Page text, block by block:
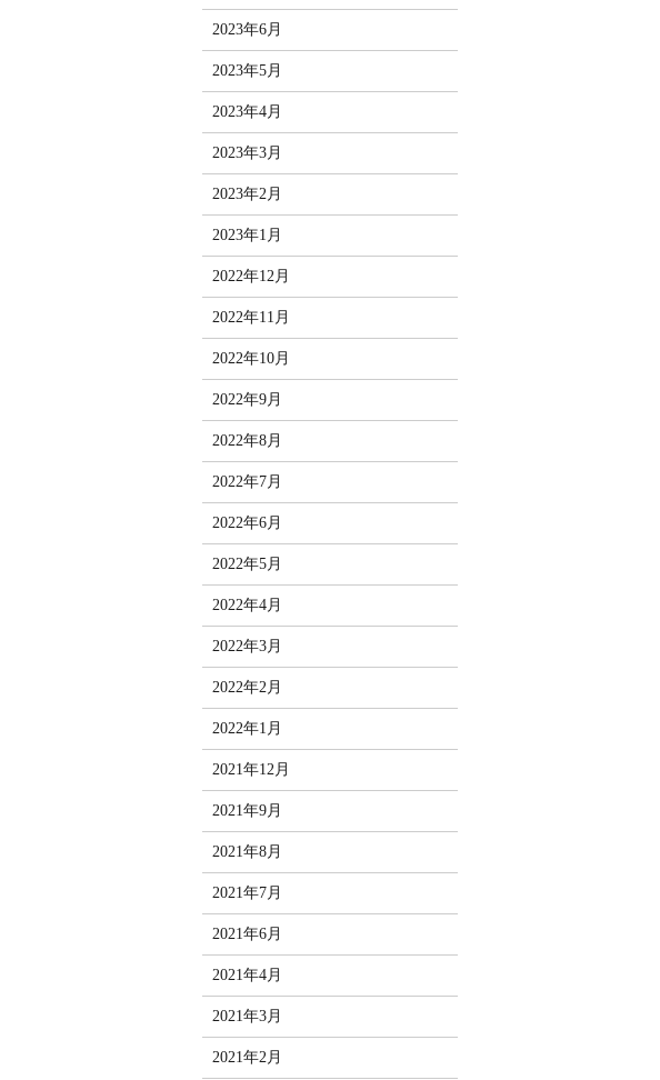
2023年6月
2023年5月
2023年4月
2023年3月
2023年2月
2023年1月
2022年12月
2022年11月
2022年10月
2022年9月
2022年8月
2022年7月
2022年6月
2022年5月
2022年4月
2022年3月
2022年2月
2022年1月
2021年12月
2021年9月
2021年8月
2021年7月
2021年6月
2021年4月
2021年3月
2021年2月